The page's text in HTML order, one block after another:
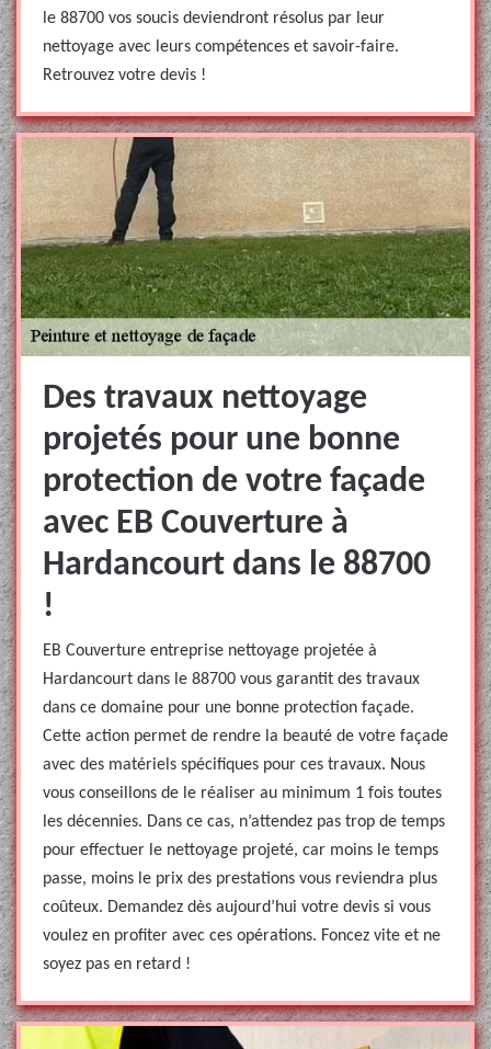
le 88700 vos soucis deviendront résolus par leur
nettoyage avec leurs compétences et savoir-faire.
Retrouvez votre devis !
Des travaux nettoyage
projetés pour une bonne
protection de votre façade
avec EB Couverture à
Hardancourt dans le 88700
!
EB Couverture entreprise nettoyage projetée à
Hardancourt dans le 88700 vous garantit des travaux
dans ce domaine pour une bonne protection façade.
Cette action permet de rendre la beauté de votre façade
avec des matériels spécifiques pour ces travaux. Nous
vous conseillons de le réaliser au minimum 1 fois toutes
les décennies. Dans ce cas, n’attendez pas trop de temps
pour effectuer le nettoyage projeté, car moins le temps
passe, moins le prix des prestations vous reviendra plus
coûteux. Demandez dès aujourd’hui votre devis si vous
voulez en profiter avec ces opérations. Foncez vite et ne
soyez pas en retard !